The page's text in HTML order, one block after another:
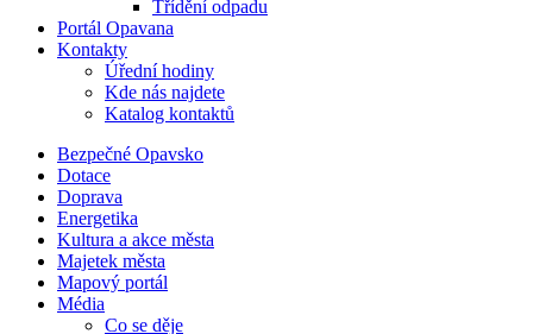
Třídění odpadu
Portál Opavana
Kontakty
Úřední hodiny
Kde nás najdete
Katalog kontaktů
Bezpečné Opavsko
Dotace
Doprava
Energetika
Kultura a akce města
Majetek města
Mapový portál
Média
Co se děje